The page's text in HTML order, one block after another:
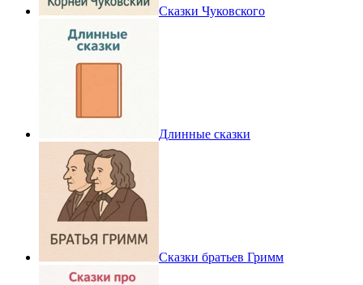
Сказки Чуковского
Длинные сказки
Сказки братьев Гримм